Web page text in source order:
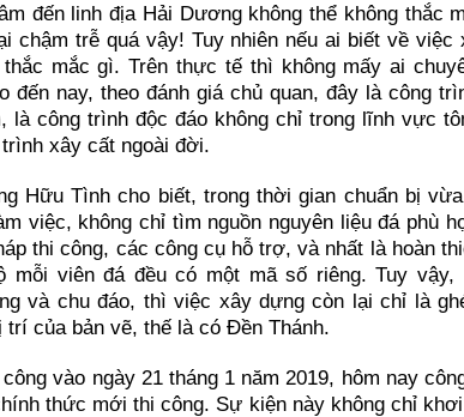
đến linh địa Hải Dương không thể không thắc
chậm trễ quá vậy! Tuy nhiên nếu ai biết về việc
mắc gì. Trên thực tế thì không mấy ai
đến nay, theo đánh giá chủ quan, đây là công
là công trình độc đáo không chỉ trong lĩnh vực
xây cất ngoài đời.
Hữu Tình cho biết, trong thời gian chuẩn bị
việc, không chỉ tìm nguồn nguyên liệu đá phù
thi công, các công cụ hỗ trợ, và nhất là hoàn
mỗi viên đá đều có một mã số riêng. Tuy
và chu đáo, thì việc xây dựng còn lại chỉ là
trí của bản vẽ, thế là có Đền Thánh.
vào ngày 21 tháng 1 năm 2019, hôm nay
thức mới thi công. Sự kiện này không chỉ